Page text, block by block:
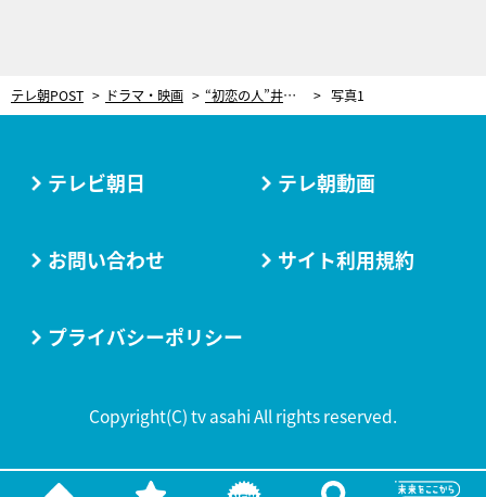
テレ朝POST ドラマ・映画 “初恋の人”井上真央が特大サービス！“幼なじみ”竹内涼真との気兼ねない会話に「全てがエモすぎる」＜ドラマ『再会』＞ 写真1
テレビ朝日 テレ朝動画
お問い合わせ サイト利用規約
プライバシーポリシー
Copyright(C) tv asahi All rights reserved.